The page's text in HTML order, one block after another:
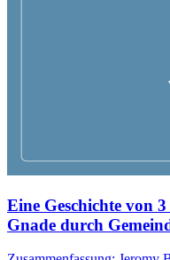
Eine Geschichte von
Gnade durch